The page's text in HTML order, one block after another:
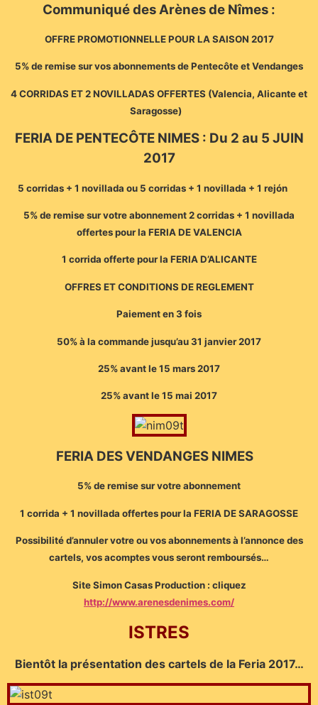
Communiqué des Arènes de Nîmes :
OFFRE PROMOTIONNELLE POUR LA SAISON 2017
5% de remise sur vos abonnements de Pentecôte et Vendanges
4 CORRIDAS ET 2 NOVILLADAS OFFERTES (Valencia, Alicante et
Saragosse)
FERIA DE PENTECÔTE NIMES : Du 2 au 5 JUIN
2017
5 corridas + 1 novillada ou 5 corridas + 1 novillada + 1 rejón
5% de remise sur votre abonnement 2 corridas + 1 novillada
offertes pour la FERIA DE VALENCIA
1 corrida offerte pour la FERIA D’ALICANTE
OFFRES ET CONDITIONS DE REGLEMENT
Paiement en 3 fois
50% à la commande jusqu’au 31 janvier 2017
25% avant le 15 mars 2017
25% avant le 15 mai 2017
FERIA DES VENDANGES NIMES
5% de remise sur votre abonnement
1 corrida + 1 novillada offertes pour la FERIA DE SARAGOSSE
Possibilité d’annuler votre ou vos abonnements à l’annonce des
cartels, vos acomptes vous seront remboursés…
Site Simon Casas Production : cliquez
http://www.arenesdenimes.com/
ISTRES
Bientôt la présentation des cartels de la Feria 2017…